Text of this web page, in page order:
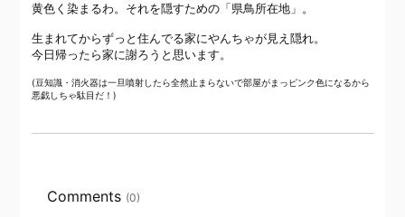
黄色く染まるわ。それを隠すための「県鳥所在地」。
生まれてからずっと住んでる家にやんちゃが見え隠れ。
今日帰ったら家に謝ろうと思います。
(豆知識・消火器は一旦噴射したら全然止まらないで部屋がまっピンク色になるから
悪戯しちゃ駄目だ！)
Comments (0)